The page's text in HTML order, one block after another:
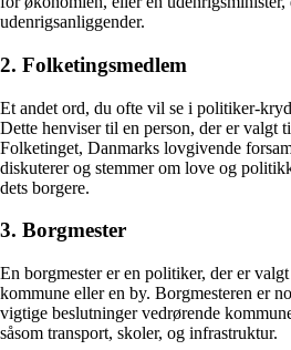
udenrigsanliggender.
2. Folketingsmedlem
Et andet ord, du ofte vil se i politiker-
Dette henviser til en person, der er valgt
Folketinget, Danmarks lovgivende
diskuterer og stemmer om love og
dets borgere.
3. Borgmester
En borgmester er en politiker, der er
kommune eller en by. Borgmesteren er
vigtige beslutninger vedrørende
såsom transport, skoler, og infrastruktur.